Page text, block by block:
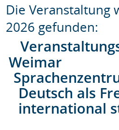
Die Veranstaltung
2026 gefunden:
Weimar
Deutsch als
international